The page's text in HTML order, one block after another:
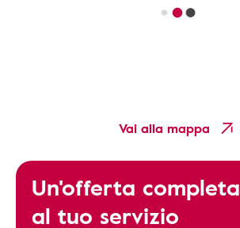
Vai alla mappa
Un'offerta completa
al tuo servizio